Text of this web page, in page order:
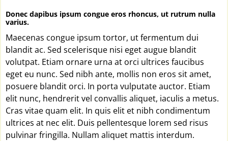
Donec dapibus ipsum congue eros rhoncus, ut rutrum nulla
varius.
Maecenas congue ipsum tortor, ut fermentum dui
blandit ac. Sed scelerisque nisi eget augue blandit
volutpat. Etiam ornare urna at orci ultrices faucibus
eget eu nunc. Sed nibh ante, mollis non eros sit amet,
posuere blandit orci. In porta vulputate auctor. Etiam
elit nunc, hendrerit vel convallis aliquet, iaculis a metus.
Cras vitae quam elit. In quis elit et nibh condimentum
ultrices at nec elit. Duis pellentesque lorem sed risus
pulvinar fringilla. Nullam aliquet mattis interdum.